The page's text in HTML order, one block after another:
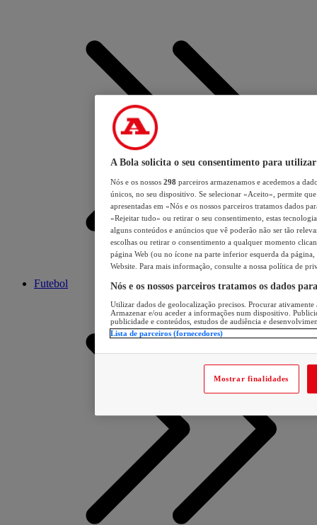
Futebol
A Bola solicita o seu consentimento para utilizar
Nós e os nossos 298 parceiros armazenamos e acedemos a
únicos, no seu dispositivo. Se selecionar «Aceito», permite
apresentadas em «Nós e os nossos parceiros tratamos dados
«Rejeitar tudo» ou retirar o seu consentimento, estas
alguns conteúdos e anúncios que vê poderão não ser tão
escolhas ou retirar o consentimento a qualquer momento
página Web (ou no ícone na parte inferior esquerda da página,
Website. Para mais informação, consulte a nossa política de
Nós e os nossos parceiros tratamos os dados
Utilizar dados de geolocalização precisos. Procurar
Armazenar e/ou aceder a informações num dispositivo.
publicidade e conteúdos, estudos de audiência e
Lista de parceiros (fornecedores)
Mostrar finalidades